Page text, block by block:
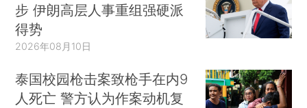
步 伊朗高层人事重组强硬派
得势
2026年08月10日
泰国校园枪击案致枪手在内9
人死亡 警方认为作案动机复